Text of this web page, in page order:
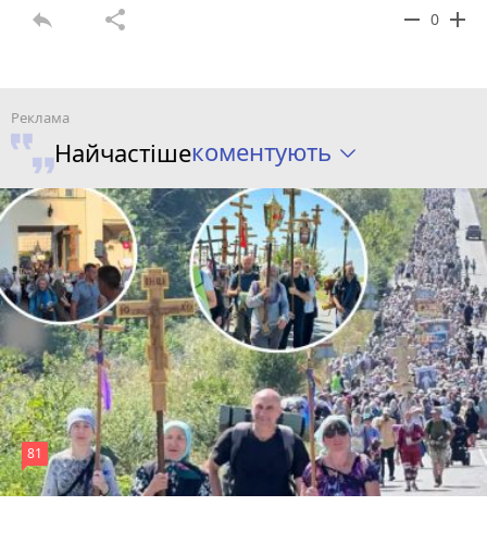
reply share remove 0 add
Найчастішекоментують
81